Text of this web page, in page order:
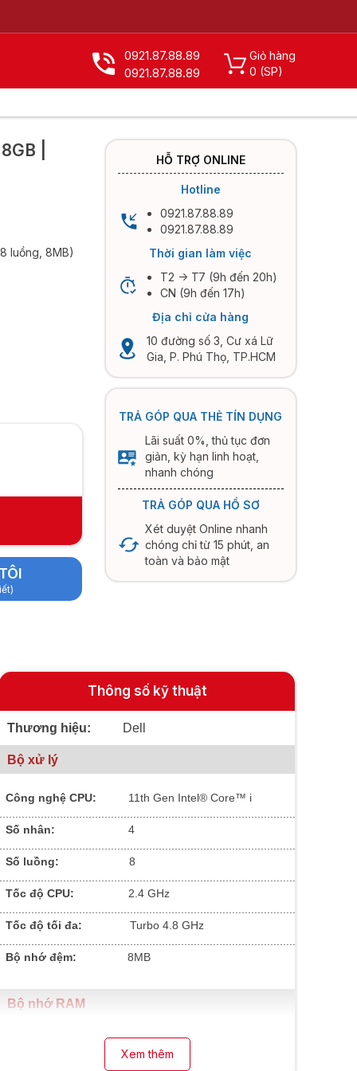
Giỏ hàng
0 (SP)
0921.87.88.89
0921.87.88.89
|
luồng, 8MB)
HỖ TRỢ ONLINE
Hotline
0921.87.88.89
0921.87.88.89
Thời gian làm việc
T2 -> T7 (9h đến 20h)
CN (9h đến 17h)
Địa chỉ cửa hàng
10 đường số 3, Cư xá Lữ
Gia, P. Phú Thọ, TP.HCM
TRẢ GÓP QUA THẺ TÍN DỤNG
Lãi suất 0%, thủ tục đơn
giản, kỳ hạn linh hoạt,
nhanh chóng
TRẢ GÓP QUA HỒ SƠ
Xét duyệt Online nhanh
chóng chỉ từ 15 phút, an
toàn và bảo mật
Thông số kỹ thuật
Thương hiệu: Dell
Bộ xử lý
Công nghệ CPU:
11th Gen Intel® Core™ i
Số nhân:
4
Số luồng: 8
Tốc độ CPU: 2.4 GHz
Tốc độ tối đa: Turbo 4.8 GHz
Bộ nhớ đệm: 8MB
Bộ nhớ RAM
Dung lượng RAM:8GB
.............................................................................................
Xem thêm